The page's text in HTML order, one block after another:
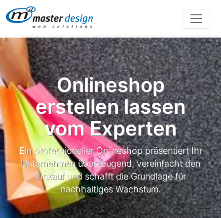
Direkt zur Hauptnavigation springen
Direkt zum Inhalt springen
Onlineshop
erstellen lassen
vom Experten
Ein professioneller Onlineshop präsentiert Ihr
Unternehmen überzeugend, vereinfacht den
Einkauf und schafft die Grundlage für
nachhaltiges Wachstum.